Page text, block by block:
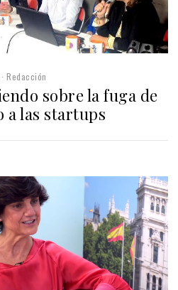
Redacción
sobre la fuga de
a las startups